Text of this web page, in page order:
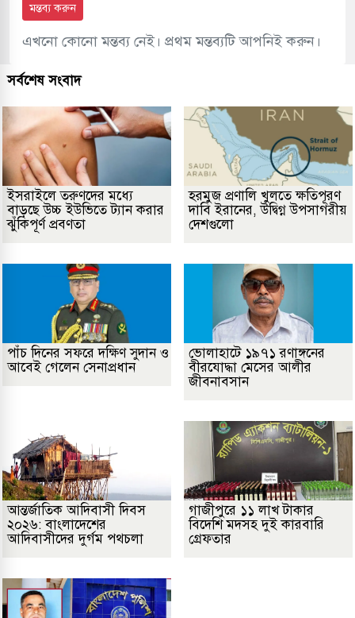
মন্তব্য করুন
এখনো কোনো মন্তব্য নেই। প্রথম মন্তব্যটি আপনিই করুন।
সর্বশেষ সংবাদ
ইসরাইলে তরুণদের মধ্যে
বাড়ছে উচ্চ ইউভিতে ট্যান করার
ঝুঁকিপূর্ণ প্রবণতা
হরমুজ প্রণালি খুলতে ক্ষতিপূরণ
দাবি ইরানের, উদ্বিগ্ন উপসাগরীয়
দেশগুলো
পাঁচ দিনের সফরে দক্ষিণ সুদান ও
আবেই গেলেন সেনাপ্রধান
ভোলাহাটে ১৯৭১ রণাঙ্গনের
বীরযোদ্ধা মেসের আলীর
জীবনাবসান
আন্তর্জাতিক আদিবাসী দিবস
২০২৬: বাংলাদেশের
আদিবাসীদের দুর্গম পথচলা
গাজীপুরে ১১ লাখ টাকার
বিদেশি মদসহ দুই কারবারি
গ্রেফতার